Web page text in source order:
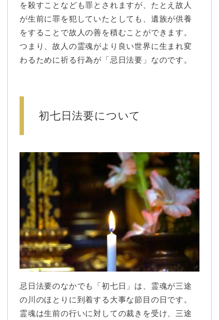
を殺すことなども罪とされますが、たとえ故人
が生前に罪を犯していたとしても、遺族が供養
をすることで故人の善を積むことができます。
つまり、故人の霊魂がより良い世界に生まれ変
わるために祈る行為が「忌日法要」なのです。
初七日法要について
忌日法要のなかでも「初七日」は、霊魂が三途
の川のほとりに到着する大事な節目の日です。
霊魂は生前の行いに対しての裁きを受け、三途